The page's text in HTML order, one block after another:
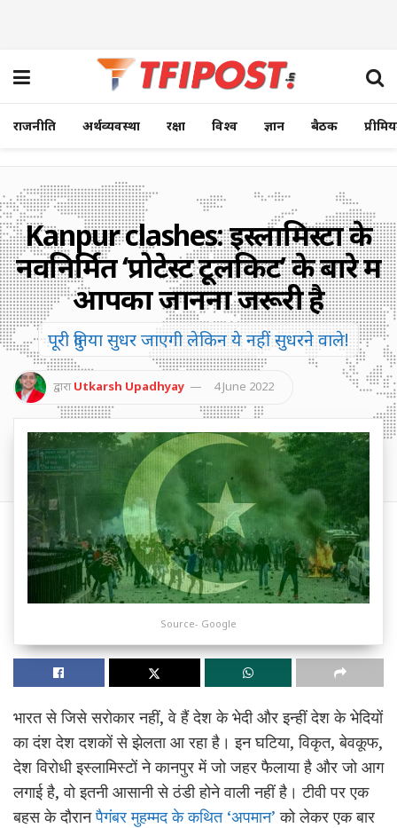
राजनीति अर्थव्यवस्था रक्षा विश्व ज्ञान बैठक
Kanpur clashes: इस्लामिस्टों के
नवनिर्मित ‘प्रोटेस्ट टूलकिट’ के बारे में
आपका जानना जरूरी है
पूरी दुनिया सुधर जाएगी लेकिन ये नहीं सुधरने वाले!
द्वारा Utkarsh Upadhyay 4 June 2022
Source- Google
भारत से जिसे सरोकार नहीं, वे हैं देश के भेदी और इन्हीं देश के भेदियों
का दंश देश दशकों से झेलता आ रहा है। इन घटिया, विकृत, बेवकूफ,
देश विरोधी इस्लामिस्टों ने कानपुर में जो जहर फैलाया है और जो आग
लगाई है, वो इतनी आसानी से ठंडी होने वाली नहीं है। टीवी पर एक
बहस के दौरानपैगंबर मुहम्मद के कथित ‘अपमान’ को लेकर एक बार